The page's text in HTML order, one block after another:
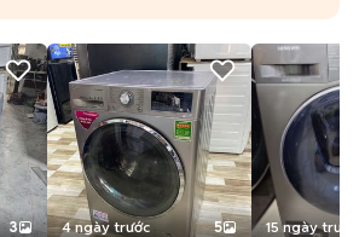
3 4 ngày trước 5 15 ngày trước